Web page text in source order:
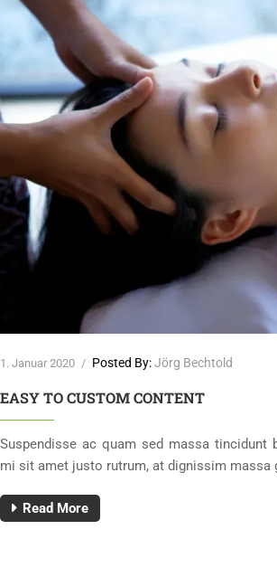
1. Januar 2020 / Posted By:Jörg Bechtold
EASY TO CUSTOM CONTENT
Suspendisse ac quam sed massa tincidunt
mi sit amet justo rutrum, at dignissim massa
Read More